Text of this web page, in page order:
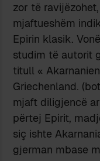
zor të
mjaftueshëm
Epirin klasik.
studim të autorit
titull «
Griechenland.
mjaft diligjencë
përtej Epirit,
siç ishte
gjerman mbase